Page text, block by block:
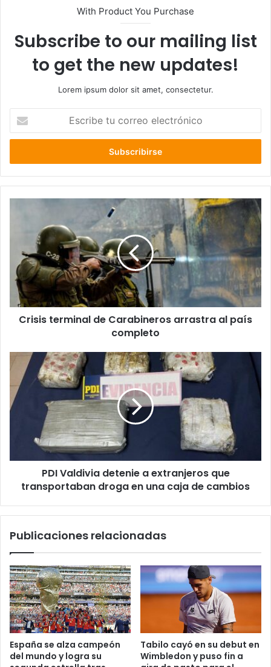
With Product You Purchase
Subscribe to our mailing list
to get the new updates!
Lorem ipsum dolor sit amet, consectetur.
correo
Carabineros
arrastra
país
completo
Crisis terminal de Carabineros arrastra al país
completo
Valdivia
detenie
extranjeros
transportaban
en
caja
PDI Valdivia detenie a extranjeros que
transportaban droga en una caja de cambios
Publicaciones relacionadas
España se alza campeón
del mundo y logra su
Tabilo cayó en su debut en
Wimbledon y puso fin a